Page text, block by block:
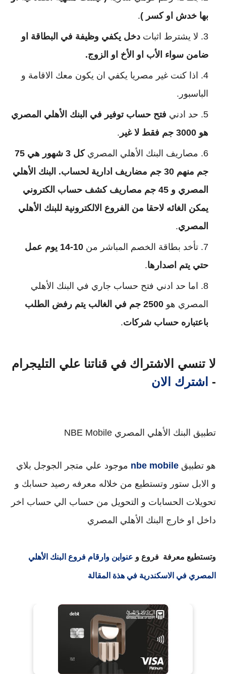
بها خدش او كسر ).
لا يشترط اثبات دخل يكفي وظيفة في البطاقة او
ضامن سواء الأب او الأخ او الزوج.
اذا كنت غير مصريا يكفي ان يكون معك الاقامة و
الباسبور.
حد ادني فتح حساب توفير في البنك الأهلي المصري
هو 3000 جم فقط لا غير
.
مصاريف البنك الأهلي المصري
كل 3 شهور هي 75
جم منهم 30 جم مضاريف ادارية لحساب. البنك الأهلي
المصري و 45 جم مصاريف كشف حساب الكتروني
يمكن الغائه لاحقا من الفروع الالكترونية للبنك الأهلي
المصري.
تأخد بطاقة الخصم المباشر من
10-14 يوم عمل
حتي يتم اصدارها.
اما حد ادني فتح حساب جاري في البنك الأهلي
المصري هو
2500 جم في الغالب يتم رفض الطلب
باعتباره حساب شركات.
لا تنسي الاشتراك في قناتنا علي التليجرام
- اشترك الان
تطبيق البنك الأهلي المصري NBE Mobile
هو تطبيق nbe mobile موجود علي متجر الجوجل بلاي
و الابل ستور وتستطيع من خلاله معرفه رصيد حسابك و
تحويلات الحسابات و التحويل من حساب الي حساب اخر
داخل او خارج البنك الأهلي المصري
وتستطيع معرفة فروع و عنواين وارقام فروع البنك الأهلي
المصري في الاسكندرية في هذة المقالة